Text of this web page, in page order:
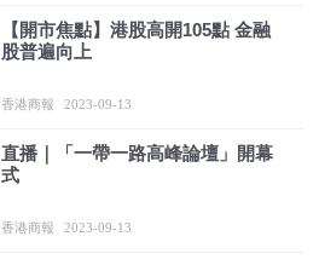
【開市焦點】港股高開105點 金融
股普遍向上
香港商報 2023-09-13
直播｜「一帶一路高峰論壇」開幕
式
香港商報 2023-09-13